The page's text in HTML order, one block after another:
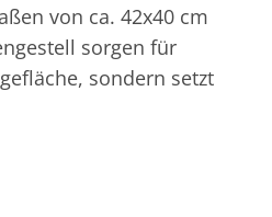
von ca. 42x40 cm
sorgen für
sondern setzt